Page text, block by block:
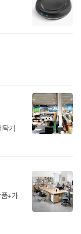
기
품+가